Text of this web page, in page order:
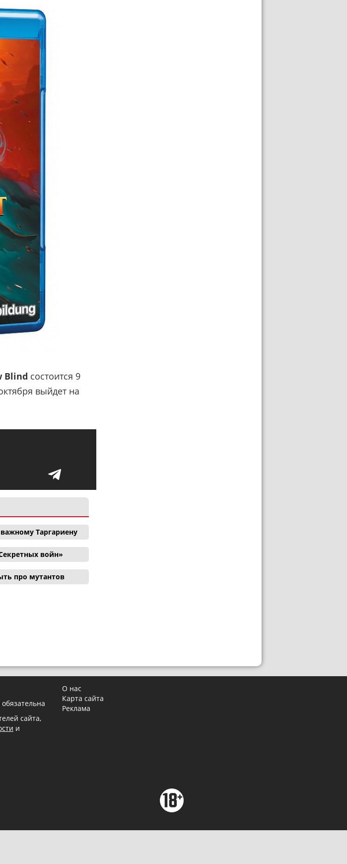
Blind состоится 9
выйдет на
Таргариену
войн»
про мутантов
обязательна
сайта,
и
О нас
Карта сайта
Реклама